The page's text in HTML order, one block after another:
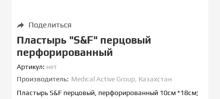
Поделиться
Пластырь "S&F" перцовый
перфорированный
Артикул: нет
Производитель: Medical Active Group, Казахстан
Пластырь S&F перцовый, перфорированный 10см *18см;